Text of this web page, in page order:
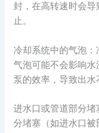
封，在高转速时会
止。
冷却系统中的气泡
气泡可能不会影响
泵的效率，导致出水
进水口或管道部分
分堵塞（如进水口